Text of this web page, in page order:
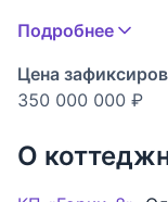
отделка. В
комнаты,
тренажерный
большой холл,
камином,
с кладовой, с\у.
Подробнее
Цена
350 000 000 ₽
О